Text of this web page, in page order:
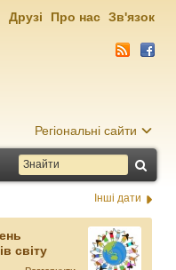
Регіональні сайти
Друзі Про нас Зв'язок
Інші дати
світу